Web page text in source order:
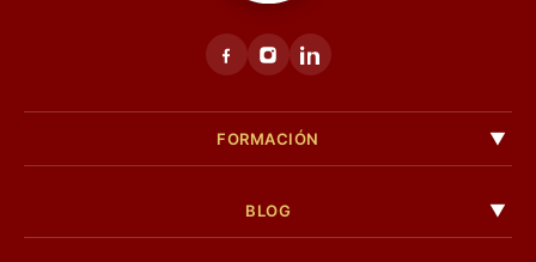
FORMACIÓN
BLOG